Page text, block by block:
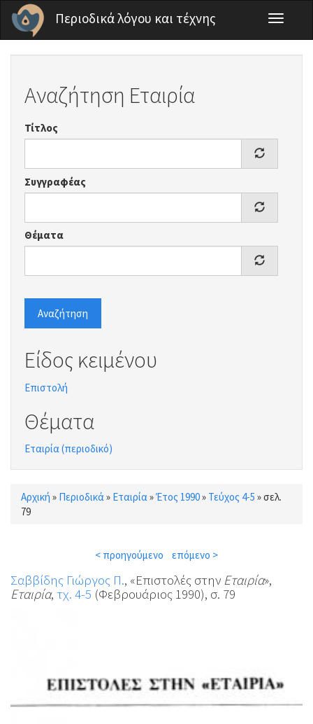
Παράκαμψη προς το κυρίως περιεχόμενο
Περιοδικά λόγου και τέχνης
Toggle
Αναζήτηση Εταιρία
Τίτλος
Συγγραφέας
Θέματα
Αναζήτηση
Είδος κειμένου
Επιστολή
Θέματα
Εταιρία (περιοδικό)
Είστε εδώ
Αρχική » Περιοδικά» Εταιρία»Έτος 1990» Τεύχος 4-5 »σελ.
79
< προηγούμενο επόμενο >
Σαββίδης Γιώργος Π., «Επιστολές στην Εταιρία»,
Εταιρία, τχ. 4-5 (Φεβρουάριος 1990), σ. 79